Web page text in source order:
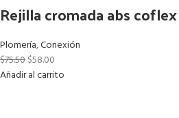
Rejilla cromada abs
Plomería,Conexión
$75.50$58.00
Añadir al carrito